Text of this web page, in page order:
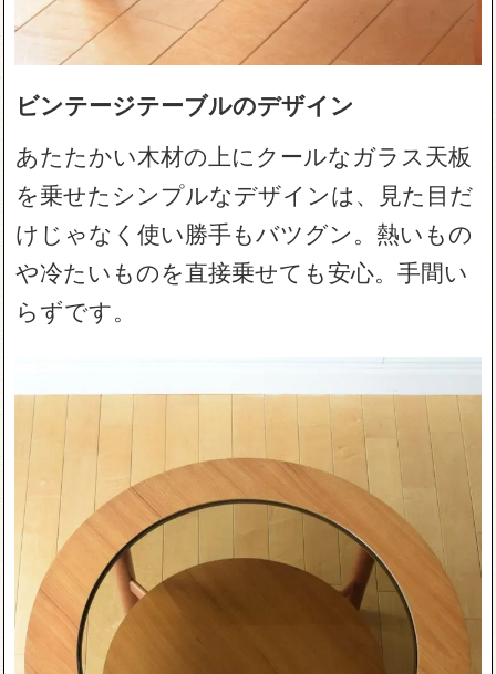
ビンテージテーブルのデザイン
あたたかい木材の上にクールなガラス天板
を乗せたシンプルなデザインは、見た目だ
けじゃなく使い勝手もバツグン。熱いもの
や冷たいものを直接乗せても安心。手間い
らずです。